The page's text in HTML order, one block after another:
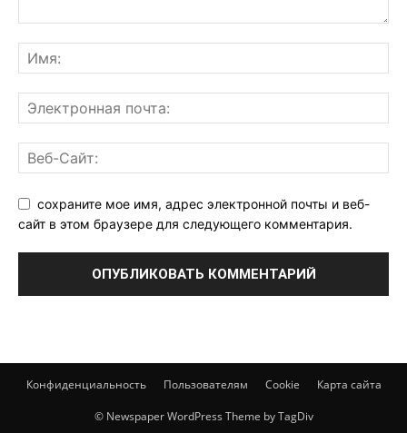
сохраните мое имя, адрес электронной почты и веб-
сайт в этом браузере для следующего комментария.
Конфиденциальность Пользователям Cookie Карта сайта
© Newspaper WordPress Theme by TagDiv